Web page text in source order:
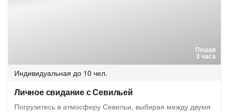
Пешая
2 часа
Индивидуальная до 10 чел.
Личное свидание с Севильей
Погрузитесь в атмосферу Севильи, выбирая между двумя